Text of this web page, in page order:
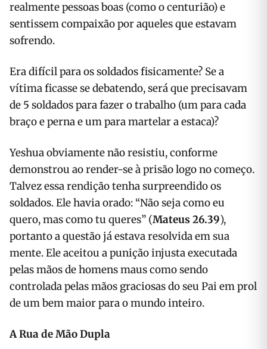
realmente pessoas boas (como o centurião) e
sentissem compaixão por aqueles que estavam
sofrendo.
Era difícil para os soldados fisicamente? Se a
vítima ficasse se debatendo, será que precisavam
de 5 soldados para fazer o trabalho (um para cada
braço e perna e um para martelar a estaca)?
Yeshua obviamente não resistiu, conforme
demonstrou ao render-se à prisão logo no começo.
Talvez essa rendição tenha surpreendido os
soldados. Ele havia orado: “Não seja como eu
quero, mas como tu queres” (Mateus 26.39),
portanto a questão já estava resolvida em sua
mente. Ele aceitou a punição injusta executada
pelas mãos de homens maus como sendo
controlada pelas mãos graciosas do seu Pai em prol
de um bem maior para o mundo inteiro.
A Rua de Mão Dupla